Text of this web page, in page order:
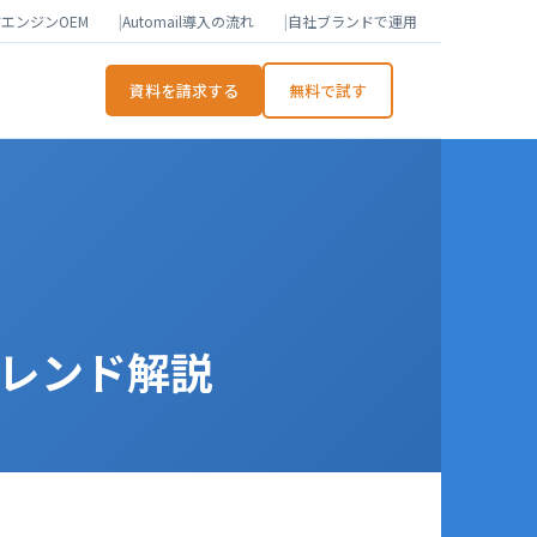
ンジンOEM Automail導入の流れ 自社ブランドで運用
資料を請求する 無料で試す
ンド解説